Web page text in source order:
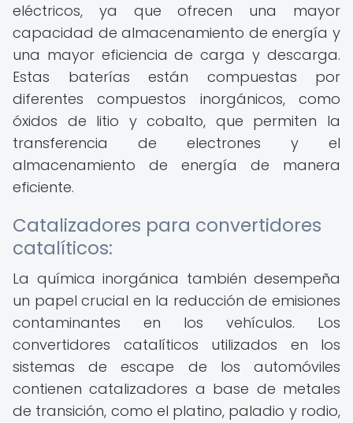
eléctricos, ya que ofrecen una mayor
capacidad de almacenamiento de energía y
una mayor eficiencia de carga y descarga.
Estas baterías están compuestas por
diferentes compuestos inorgánicos, como
óxidos de litio y cobalto, que permiten la
transferencia de electrones y el
almacenamiento de energía de manera
eficiente.
Catalizadores para convertidores
catalíticos:
La química inorgánica también desempeña
un papel crucial en la reducción de emisiones
contaminantes en los vehículos. Los
convertidores catalíticos utilizados en los
sistemas de escape de los automóviles
contienen catalizadores a base de metales
de transición, como el platino, paladio y rodio,